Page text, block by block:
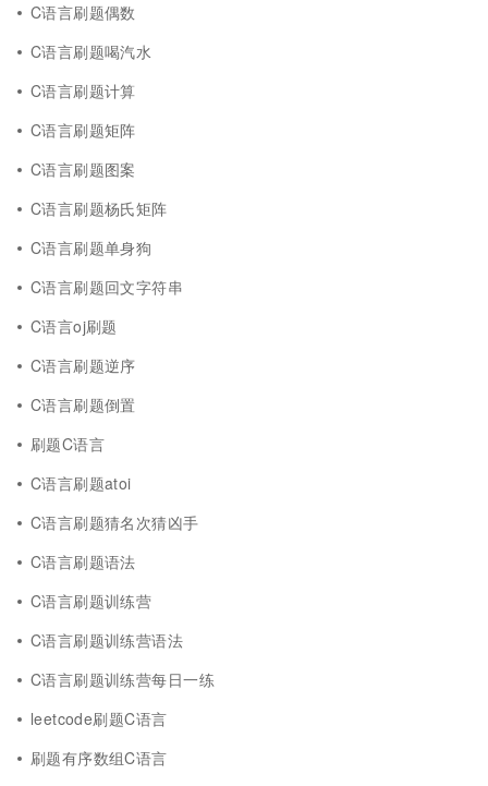
C语言刷题偶数
C语言刷题喝汽水
C语言刷题计算
C语言刷题矩阵
C语言刷题图案
C语言刷题杨氏矩阵
C语言刷题单身狗
C语言刷题回文字符串
C语言oj刷题
C语言刷题逆序
C语言刷题倒置
刷题C语言
C语言刷题atoi
C语言刷题猜名次猜凶手
C语言刷题语法
C语言刷题训练营
C语言刷题训练营语法
C语言刷题训练营每日一练
leetcode刷题C语言
刷题有序数组C语言